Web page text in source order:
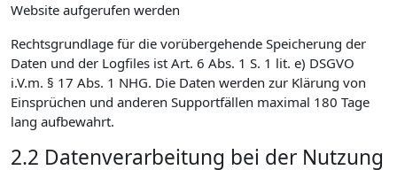
Website aufgerufen werden
Rechtsgrundlage für die vorübergehende Speicherung der
Daten und der Logfiles ist Art. 6 Abs. 1 S. 1 lit. e) DSGVO
i.V.m. § 17 Abs. 1 NHG. Die Daten werden zur Klärung von
Einsprüchen und anderen Supportfällen maximal 180 Tage
lang aufbewahrt.
2.2 Datenverarbeitung bei der Nutzung